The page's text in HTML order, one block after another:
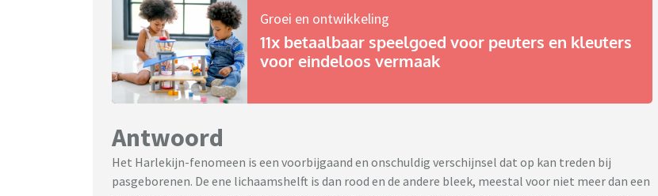
Groei en ontwikkeling
11x betaalbaar speelgoed voor peuters en kleuters
voor eindeloos vermaak
Antwoord
Het Harlekijn-fenomeen is een voorbijgaand en onschuldig verschijnsel dat op kan treden bij
pasgeborenen. De ene lichaamshelft is dan rood en de andere bleek, meestal voor niet meer dan een